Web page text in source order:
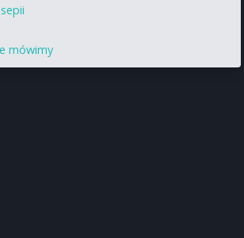
mówimy